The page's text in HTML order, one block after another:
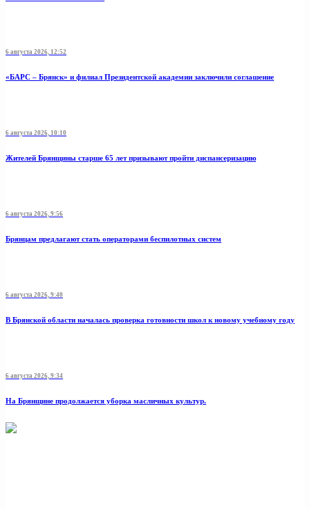
6 августа 2026, 12:52
«БАРС – Брянск» и филиал Президентской академии заключили соглашение
6 августа 2026, 10:10
Жителей Брянщины старше 65 лет призывают пройти диспансеризацию
6 августа 2026, 9:56
Брянцам предлагают стать операторами беспилотных систем
6 августа 2026, 9:40
В Брянской области началась проверка готовности школ к новому учебному году
6 августа 2026, 9:34
На Брянщине продолжается уборка масличных культур.